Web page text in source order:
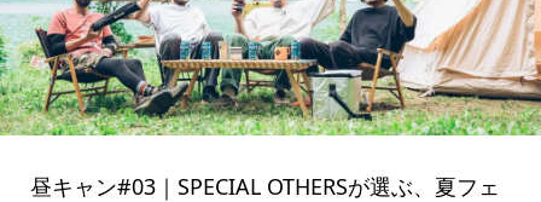
昼キャン#03｜SPECIAL OTHERSが選ぶ、夏フェ